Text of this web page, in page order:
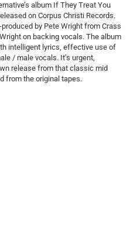
album If They Treat You
on Corpus Christi Records.
by Pete Wright from Crass
on backing vocals. The album
intelligent lyrics, effective use of
/ male vocals. It’s urgent,
release from that classic mid
from the original tapes.